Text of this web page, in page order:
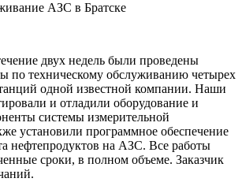
АЗС в Братске
двух недель были проведены
по техническому обслуживанию четырех
одной известной компании. Наши
и отладили оборудование и
системы измерительной
установили программное обеспечение
нефтепродуктов на АЗС. Все работы
сроки, в полном объеме. Заказчик